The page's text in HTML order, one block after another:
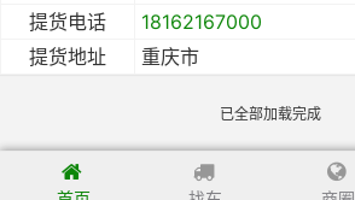
提货电话
18162167000
提货地址
重庆市
已全部加载完成